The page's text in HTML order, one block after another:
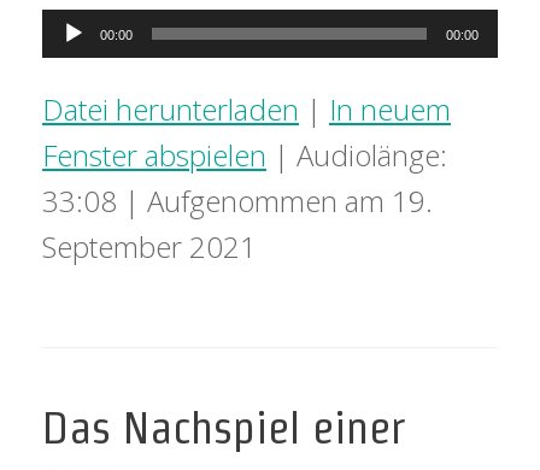
Audio-
00:00 00:00
Datei herunterladen | In neuem
Fenster abspielen | Audiolänge:
33:08 | Aufgenommen am 19.
September 2021
Das Nachspiel einer